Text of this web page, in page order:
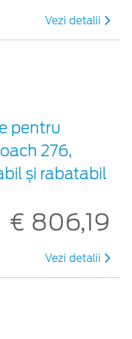
Vezi detalii
pentru
276,
și rabatabil
€ 806,19
Vezi detalii